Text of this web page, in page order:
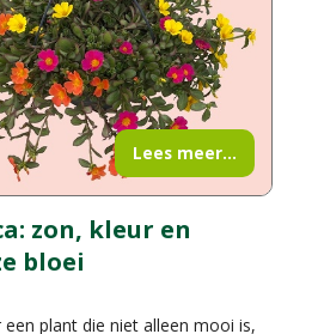
zon, kleur en
bloei
een plant die niet alleen mooi is,
Lees meer...